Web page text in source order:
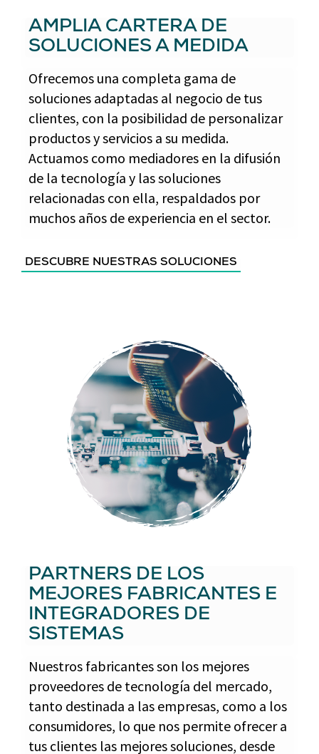
AMPLIA CARTERA DE
SOLUCIONES A MEDIDA
Ofrecemos una completa gama de
soluciones adaptadas al negocio de tus
clientes, con la posibilidad de personalizar
productos y servicios a su medida.
Actuamos como mediadores en la difusión
de la tecnología y las soluciones
relacionadas con ella, respaldados por
muchos años de experiencia en el sector.
DESCUBRE NUESTRAS SOLUCIONES
PARTNERS DE LOS
MEJORES FABRICANTES E
INTEGRADORES DE
SISTEMAS
Nuestros fabricantes son los mejores
proveedores de tecnología del mercado,
tanto destinada a las empresas, como a los
consumidores, lo que nos permite ofrecer a
tus clientes las mejores soluciones, desde